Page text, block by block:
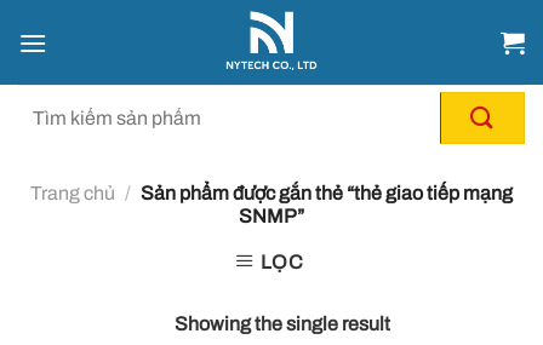
đến
Trang chủ / Sản phẩm được gắn thẻ “thẻ giao tiếp mạng
SNMP”
LỌC
Showing the single result